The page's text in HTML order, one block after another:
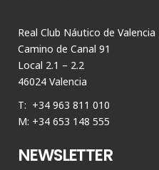
Real Club Náutico de Valencia
Camino de Canal 91
Local 2.1 – 2.2
46024 Valencia
T: +34 963 811 010
M: +34 653 148 555
NEWSLETTER